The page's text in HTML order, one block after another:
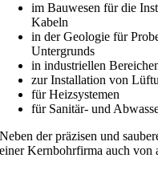
im Bauwesen für die
Kabeln
in der Geologie für
Untergrunds
in industriellen
zur Installation von
für Heizsystemen
für Sanitär- und
Neben der präzisen und
einer Kernbohrfirma auch von